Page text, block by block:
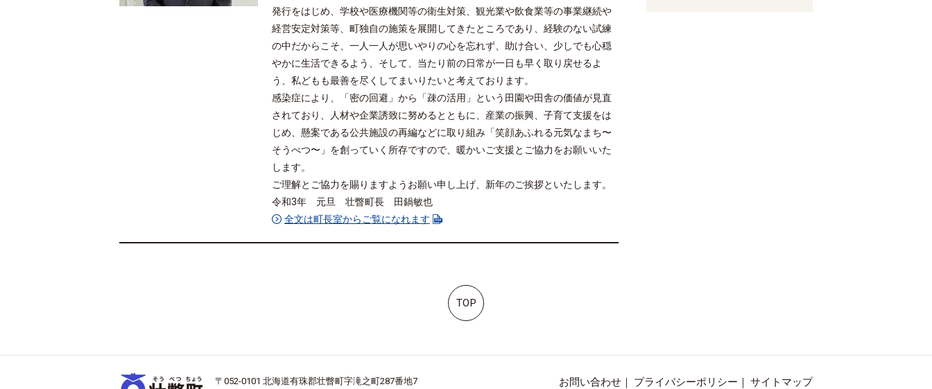
発行をはじめ、学校や医療機関等の衛生対策、観光業や飲食業等の事業継続や
経営安定対策等、町独自の施策を展開してきたところであり、経験のない試練
の中だからこそ、一人一人が思いやりの心を忘れず、助け合い、少しでも心穏
やかに生活できるよう、そして、当たり前の日常が一日も早く取り戻せるよ
う、私どもも最善を尽くしてまいりたいと考えております。
感染症により、「密の回避」から「疎の活用」という田園や田舎の価値が見直
されており、人材や企業誘致に努めるとともに、産業の振興、子育て支援をは
じめ、懸案である公共施設の再編などに取り組み「笑顔あふれる元気なまち〜
そうべつ〜」を創っていく所存ですので、暖かいご支援とご協力をお願いいた
します。
ご理解とご協力を賜りますようお願い申し上げ、新年のご挨拶といたします。
令和3年 元旦 壮瞥町長 田鍋敏也
全文は町長室からご覧になれます
TOP
〒052-0101 北海道有珠郡壮瞥町字滝之町287番地7 お問い合わせ プライバシーポリシー サイトマップ